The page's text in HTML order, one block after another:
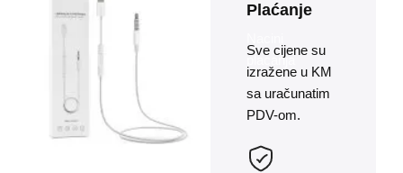
Plaćanje
Sve cijene su
izražene u KM
sa uračunatim
PDV-om.